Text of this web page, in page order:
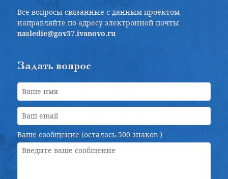
Все вопросы связанные с данным проектом
направляйте по адресу электронной почты
nasledie@gov37.ivanovo.ru
Задать вопрос
Ваше сообщение (осталось 500 знаков )